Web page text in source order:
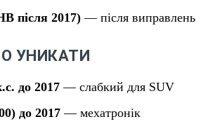
після 2017) — після виправлень
УНИКАТИ
до 2017 — слабкий для SUV
до 2017 — мехатронік